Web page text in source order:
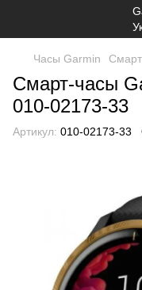
Часы Garmin
Смарт-часы
010-02173-33
Артикул: 010-02173-33